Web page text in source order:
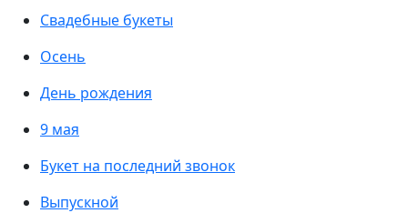
Свадебные букеты
Осень
День рождения
9 мая
Букет на последний звонок
Выпускной